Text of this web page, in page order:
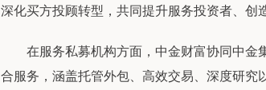
深化买方投顾转型，共同提升服务投资者、创
在服务私募机构方面，中金财富协同中金
合服务，涵盖托管外包、高效交易、深度研